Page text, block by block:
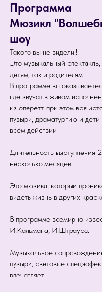
Программа
Мюзикл
шоу
Такого вы не видели!!!
Это музыкальный
детям, так и родителям.
В программе вы
где звучат в живом
из оперетт, при этом вся
пузыри, драматургию и
всём действии
Длительность выступления
несколько месяцев.
Это мюзикл, который
видеть жизнь в других
В программе всемирно
И.Кальмана, И.Штрауса.
Музыкальное
пузыри, световые
впечатляет.